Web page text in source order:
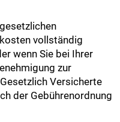
vollständig
wenn Sie bei Ihrer
zur
Versicherte
der Gebührenordnung